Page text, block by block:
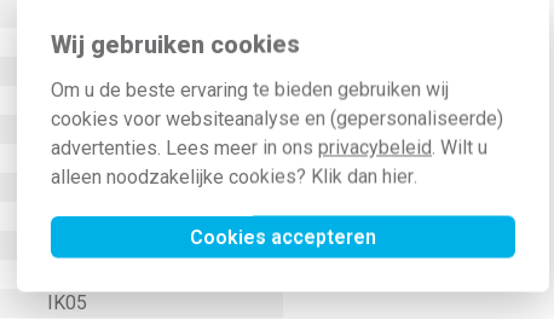
Wij gebruiken cookies
Om u de beste ervaring te bieden gebruiken wij
cookies voor websiteanalyse en (gepersonaliseerde)
advertenties. Lees meer in ons privacybeleid. Wilt u
alleen noodzakelijke cookies? Klik dan hier.
Cookies accepteren
Onbehandeld
0 Millimeter (mm)
Nee
Overig
Glas
Klembevestiging
Horizontaal en verticaal
IK05